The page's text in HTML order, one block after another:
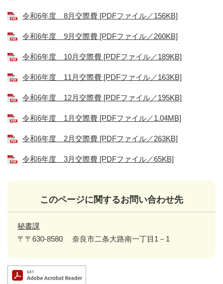
令和6年度 8月交際費 [PDFファイル／156KB]
令和6年度 9月交際費 [PDFファイル／260KB]
令和6年度 10月交際費 [PDFファイル／189KB]
令和6年度 11月交際費 [PDFファイル／163KB]
令和6年度 12月交際費 [PDFファイル／195KB]
令和6年度 1月交際費 [PDFファイル／1.04MB]
令和6年度 2月交際費 [PDFファイル／263KB]
令和6年度 3月交際費 [PDFファイル／65KB]
このページに関するお問い合わせ先
秘書課
〒〒630-8580
奈良市二条大路南一丁目1－1